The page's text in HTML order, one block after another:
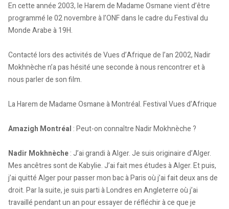
En cette année 2003, le Harem de Madame Osmane vient d’être
programmé le 02 novembre à l’ONF dans le cadre du Festival du
Monde Arabe à 19H.
Contacté lors des activités de Vues d’Afrique de l’an 2002, Nadir
Mokhnèche n’a pas hésité une seconde à nous rencontrer et à
nous parler de son film.
La Harem de Madame Osmane à Montréal. Festival Vues d’Afrique
Amazigh Montréal : Peut-on connaître Nadir Mokhnèche ?
Nadir Mokhnèche: J’ai grandi à Alger. Je suis originaire d’Alger.
Mes ancêtres sont de Kabylie. J’ai fait mes études à Alger. Et puis,
j’ai quitté Alger pour passer mon bac à Paris où j’ai fait deux ans de
droit. Par la suite, je suis parti à Londres en Angleterre où j’ai
travaillé pendant un an pour essayer de réfléchir à ce que je